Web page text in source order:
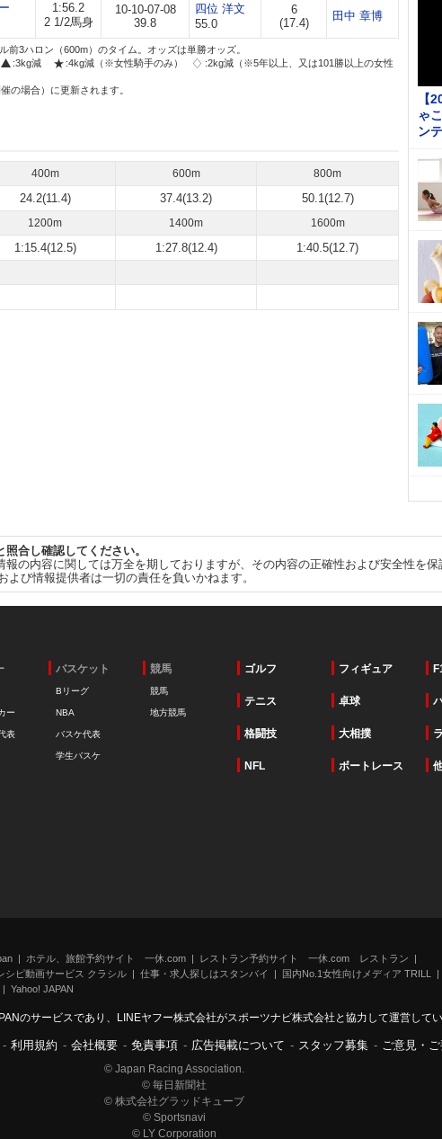
1:56.2
2 1/2馬身
10-10-07-08
39.8
四位 洋文
55.0
6
(17.4)
田中 章博
3ハロン（600m）のタイム。オッズは単勝オッズ。
:3kg減 :4kg減（※女性騎手のみ）
:2kg減（※5年以上、又は101勝以上の女性
の場合）に更新されます。
400m 600m 800m
24.2(11.4) 37.4(13.2) 50.1(12.7)
1200m 1400m 1600m
1:15.4(12.5) 1:27.8(12.4) 1:40.5(12.7)
【
ゃ
ン
照合し確認してください。
の内容に関しては万全を期しておりますが、その内容の正確性および安全性を
び情報提供者は一切の責任を負いかねます。
ー
表
バスケット
Bリーグ
NBA
バスケ代表
学生バスケ
競馬
競馬
地方競馬
ゴルフ フィギュア
テニス 卓球
格闘技 大相撲
NFL ボートレース
ホテル、旅館予約サイト 一休.com
レストラン予約サイト 一休.com レストラン
シピ動画サービス クラシル 仕事・求人探しはスタンバイ
国内No.1女性向けメディア TRILL
Yahoo! JAPAN
のサービスであり、LINEヤフー株式会社がスポーツナビ株式会社と協力して運営してい
- 利用規約 - 会社概要 - 免責事項 - 広告掲載について - スタッフ募集 - ご意見・
© Japan Racing Association.
© 毎日新聞社
© 株式会社グラッドキューブ
© Sportsnavi
© LY Corporation